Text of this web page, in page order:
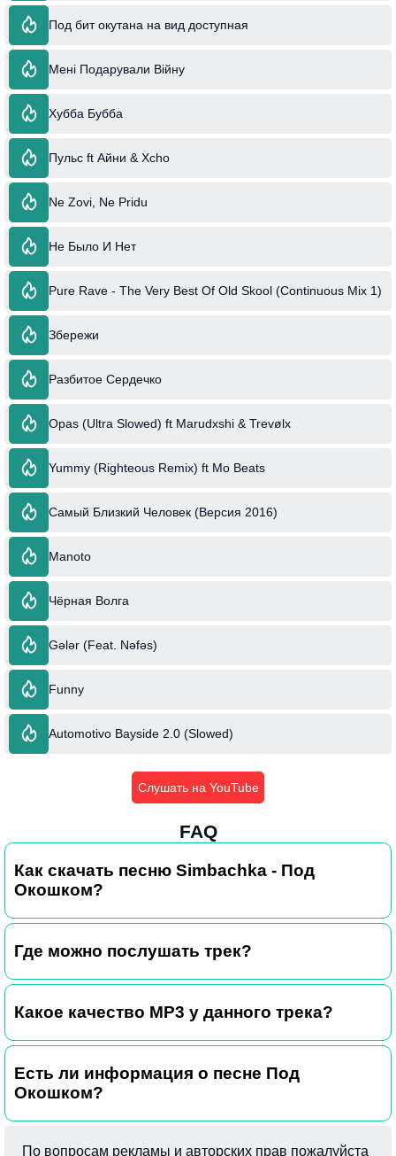
Под бит окутана на вид доступная
Мені Подарували Війну
Хубба Бубба
Пульс ft Айни & Xcho
Ne Zovi, Ne Pridu
Не Было И Нет
Pure Rave - The Very Best Of Old Skool (Continuous Mix 1)
Збережи
Разбитое Сердечко
Opas (Ultra Slowed) ft Marudxshi & Trevølx
Yummy (Righteous Remix) ft Mo Beats
Самый Близкий Человек (Версия 2016)
Manoto
Чёрная Волга
Gələr (Feat. Nəfəs)
Funny
Automotivo Bayside 2.0 (Slowed)
Слушать на YouTube
FAQ
Как скачать песню Simbachka - Под
Окошком?
Где можно послушать трек?
Какое качество MP3 у данного трека?
Есть ли информация о песне Под
Окошком?
По вопросам рекламы и авторских прав пожалуйста